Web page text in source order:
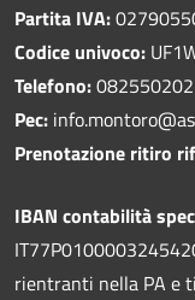
Partita IVA:
Codice univoco:
Telefono:
Pec:
Prenotazione ritiro
IBAN contabilità
rientranti nella PA e